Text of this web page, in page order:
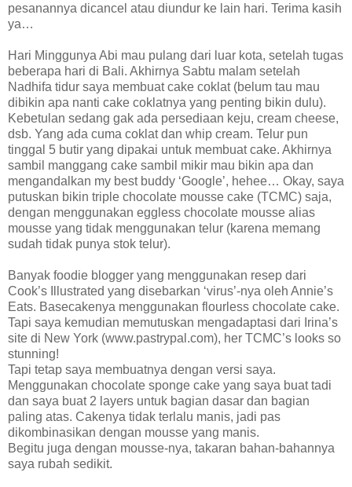
pesanannya dicancel atau diundur ke lain hari. Terima kasih
ya…
Hari Minggunya Abi mau pulang dari luar kota, setelah tugas
beberapa hari di Bali. Akhirnya Sabtu malam setelah
Nadhifa tidur saya membuat cake coklat (belum tau mau
dibikin apa nanti cake coklatnya yang penting bikin dulu).
Kebetulan sedang gak ada persediaan keju, cream cheese,
dsb. Yang ada cuma coklat dan whip cream. Telur pun
tinggal 5 butir yang dipakai untuk membuat cake. Akhirnya
sambil manggang cake sambil mikir mau bikin apa dan
mengandalkan my best buddy ‘Google’, hehee… Okay, saya
putuskan bikin triple chocolate mousse cake (TCMC) saja,
dengan menggunakan eggless chocolate mousse alias
mousse yang tidak menggunakan telur (karena memang
sudah tidak punya stok telur).
Banyak foodie blogger yang menggunakan resep dari
Cook’s Illustrated yang disebarkan ‘virus’-nya oleh Annie’s
Eats. Basecakenya menggunakan flourless chocolate cake.
Tapi saya kemudian memutuskan mengadaptasi dari Irina’s
site di New York (www.pastrypal.com), her TCMC’s looks so
stunning!
Tapi tetap saya membuatnya dengan versi saya.
Menggunakan chocolate sponge cake yang saya buat tadi
dan saya buat 2 layers untuk bagian dasar dan bagian
paling atas. Cakenya tidak terlalu manis, jadi pas
dikombinasikan dengan mousse yang manis.
Begitu juga dengan mousse-nya, takaran bahan-bahannya
saya rubah sedikit.